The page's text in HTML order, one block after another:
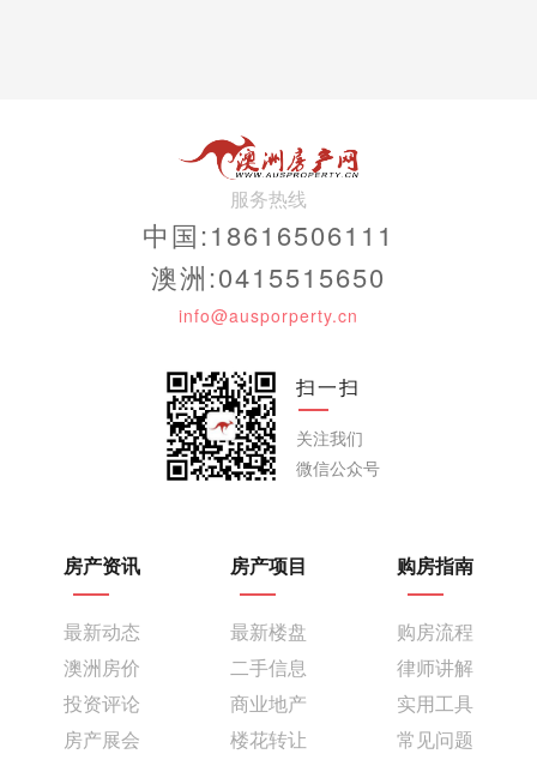
服务热线
中国:18616506111
澳洲:0415515650
info@ausporperty.cn
扫一扫
关注我们
微信公众号
房产资讯
最新动态
澳洲房价
投资评论
房产展会
房产项目
最新楼盘
二手信息
商业地产
楼花转让
购房指南
购房流程
律师讲解
实用工具
常见问题